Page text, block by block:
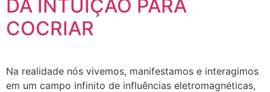
DA INTUIÇÃO PARA
COCRIAR
Na realidade nós vivemos, manifestamos e interagimos
em um campo infinito de influências eletromagnéticas,